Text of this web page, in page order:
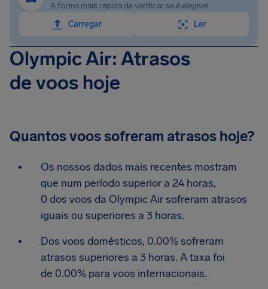
A forma mais rápida de verificar se é elegível
Carregar
Ler
Olympic Air: Atrasos
de voos hoje
Quantos voos sofreram atrasos hoje?
Os nossos dados mais recentes mostram
que num período superior a 24 horas,
0 dos voos da Olympic Air sofreram atrasos
iguais ou superiores a 3 horas.
Dos voos domésticos, 0.00% sofreram
atrasos superiores a 3 horas. A taxa foi
de 0.00% para voos internacionais.